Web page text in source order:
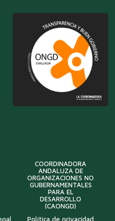
COORDINADORA
ANDALUZA DE
ORGANIZACIONES NO
GUBERNAMENTALES
PARA EL
DESARROLLO
(CAONGD)
Política de privacidad